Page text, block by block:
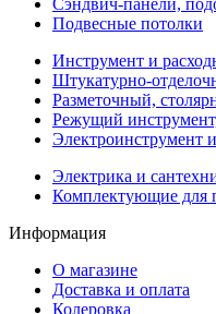
Подвесные потолки
Инструмент и
Штукатурно-
Разметочный,
Режущий
Электроинструмент
Электрика и
Комплектующие для
Информация
О магазине
Доставка и оплата
Колеровка